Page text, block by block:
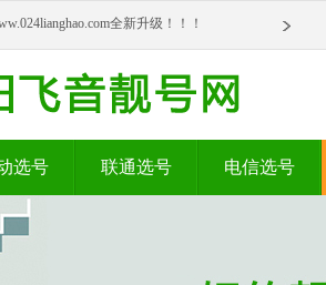
全新升级！！！
选号 联通选号 电信选号